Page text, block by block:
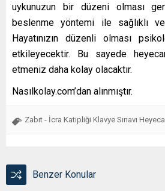
uykunuzun bir düzeni olması
beslenme yöntemi ile sağlıklı
Hayatınızın düzenli olması
etkileyecektir. Bu sayede
etmeniz daha kolay olacaktır.
Nasılkolay.com’dan alınmıştır.
Zabıt - İcra Katipliği Klavye Sınavı
Benzer Konular